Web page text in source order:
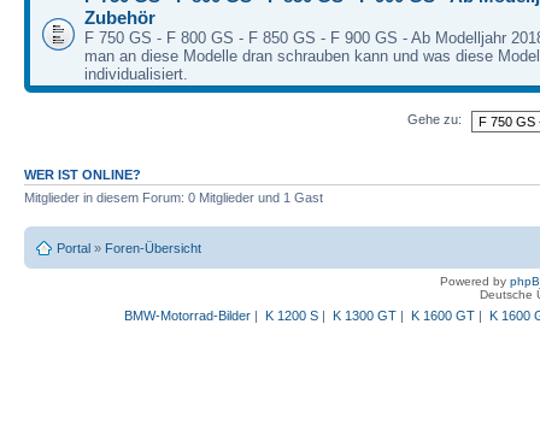
Zubehör
F 750 GS - F 800 GS - F 850 GS - F 900 GS - Ab Modelljahr
man an diese Modelle dran schrauben kann und was diese
individualisiert.
Gehe zu:
WER IST ONLINE?
Mitglieder in diesem Forum: 0 Mitglieder und 1 Gast
Portal » Foren-Übersicht
Powered by
Deutsche
BMW-Motorrad-Bilder| K 1200 S| K 1300 GT| K 1600 GT| K 1600